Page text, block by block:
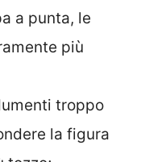
a punta, le
più
troppo
la figura